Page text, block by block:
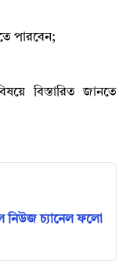
পারবেন;
বিস্তারিত জানতে
নিউজ চ্যানেল ফলো